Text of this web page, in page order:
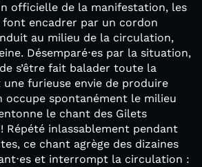
officielle de la manifestation, les
font encadrer par un cordon
au milieu de la circulation,
Désemparé⋅es par la situation,
s’être fait balader toute la
une furieuse envie de produire
occupe spontanément le milieu
le chant des Gilets
Répété inlassablement pendant
ce chant agrège des dizaines
et interrompt la circulation :